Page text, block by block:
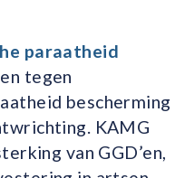
paraatheid
tegen
bescherming
KAMG
van GGD’en,